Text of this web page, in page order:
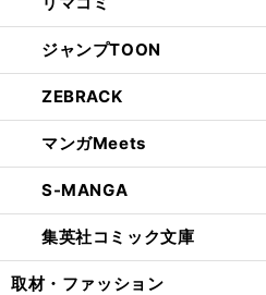
ジャンプTOON
ZEBRACK
マンガMeets
S-MANGA
集英社コミック文庫
取材・ファッション